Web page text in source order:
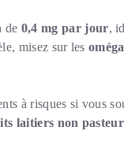
de 0,4 mg par jour,
misez sur les
à risques si vous
laitiers non